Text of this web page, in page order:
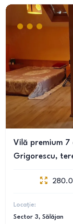
Vilă premium 7
Grigorescu,
Locație:
Sector 3, Sălăjan